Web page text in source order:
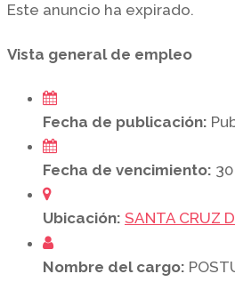
Este anuncio ha expirado.
Vista general de empleo
Fecha de publicación:
Fecha de vencimiento:
Ubicación: SANTA CRUZ
Nombre del cargo: